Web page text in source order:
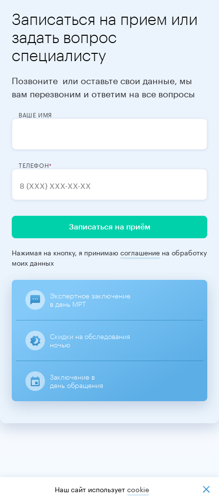
Записаться на прием или
задать вопрос
специалисту
Позвоните или оставьте свои данные, мы
вам перезвоним и ответим на все вопросы
ВАШЕ ИМЯ
ТЕЛЕФОН
Записаться на приём
Нажимая на кнопку, я принимаюсоглашение на обработку
моих данных
Экспертное заключение
в день МРТ
Скидки на обследования
ночью
Заключение в
день обращения
Информация на сайте является ознакомительной,
Наш сайт используетcookiе